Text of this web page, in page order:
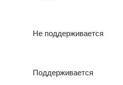
Не поддерживается
Поддерживается